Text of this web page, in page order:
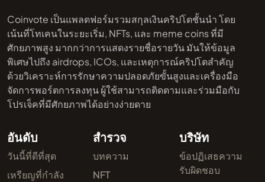
Coinvote เป็นแพลตฟอร์มรวมสกุลเงินคริปโตชั้นนำ โดย
เน้นที่โทเคนในระยะเริ่ม, NFTs, และ meme coins ที่มี
ศักยภาพสูง มากกว่าการแสดงรายชื่อรายวัน มันให้ข้อมูล
พิเศษไปถึง airdrops, ICOs, และเหตุการณ์คริปโตสำคัญ
ด้วยวิเคราะห์การรักษาความปลอดภัยขั้นสูงและเครื่องมือ
จัดการพอร์ตการลงทุน ผู้ใช้สามารถติดตามและร่วมมือกับ
โปรเจ็คที่มีศักยภาพได้อย่างง่ายดาย
อันดับ
วันนี้ที่ดีที่สุด
เหรียญที่กำลัง
สำรวจ
บทความ
NFT
บริษัท
ข้อปฏิเสธความ
รับผิดชอบ